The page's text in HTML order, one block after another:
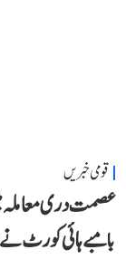
قومی خبریں
عصمت دری معاملہ
بامبے ہائی کورٹ